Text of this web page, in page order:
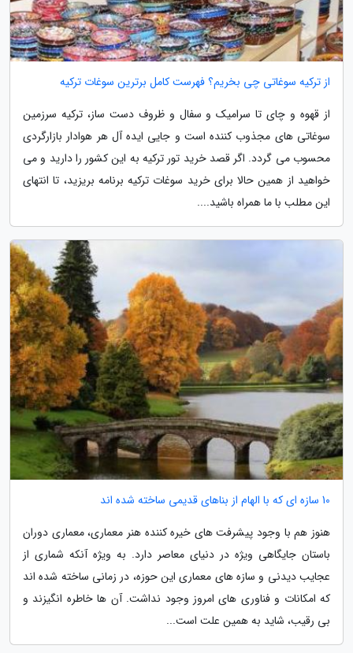
از ترکیه سوغاتی چی بخریم؟ فهرست کامل برترین سوغات ترکیه
از قهوه و چای تا سرامیک و سفال و ظروف دست ساز، ترکیه سرزمین
سوغاتی های مجذوب کننده است و جایی ایده آل هر هوادار بازارگردی
محسوب می گردد. اگر قصد خرید تور ترکیه به این کشور را دارید و می
خواهید از همین حالا برای خرید سوغات ترکیه برنامه بریزید، تا انتهای
این مطلب با ما همراه باشید....
10 سازه ای که با الهام از بناهای قدیمی ساخته شده اند
هنوز هم با وجود پیشرفت های خیره کننده هنر معماری، معماری دوران
باستان جایگاهی ویژه در دنیای معاصر دارد. به ویژه آنکه شماری از
عجایب دیدنی و سازه های معماری این حوزه، در زمانی ساخته شده اند
که امکانات و فناوری های امروز وجود نداشت. آن ها خاطره انگیزند و
بی رقیب، شاید به همین علت است...